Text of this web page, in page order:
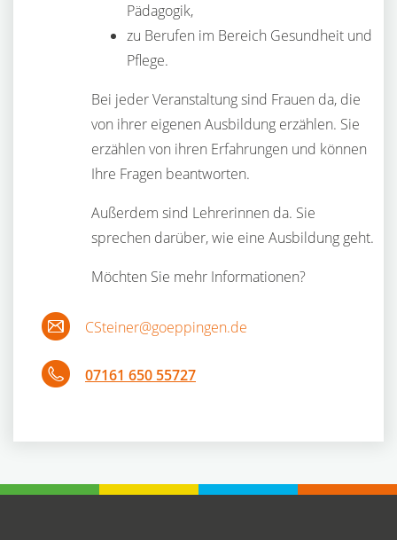
Pädagogik,
zu Berufen im Bereich Gesundheit und
Pflege.
Bei jeder Veranstaltung sind Frauen da, die
von ihrer eigenen Ausbildung erzählen. Sie
erzählen von ihren Erfahrungen und können
Ihre Fragen beantworten.
Außerdem sind Lehrerinnen da. Sie
sprechen darüber, wie eine Ausbildung geht.
Möchten Sie mehr Informationen?
CSteiner@goeppingen.de
07161 650 55727